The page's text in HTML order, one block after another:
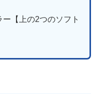
ー【上の2つのソフト